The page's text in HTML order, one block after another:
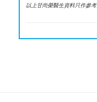
以上甘尚榮醫生資料只作參